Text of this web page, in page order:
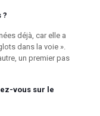
?
déjà, car elle a
dans la voie ».
un premier pas
vous sur le